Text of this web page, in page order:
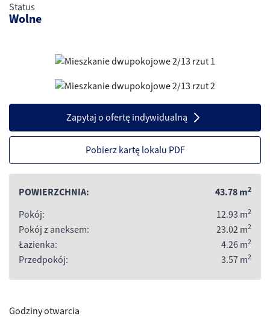
Status
Wolne
Zapytaj o ofertę indywidualną
Pobierz kartę lokalu PDF
POWIERZCHNIA: 43.78m2
Pokój: 12.93 m2
Pokój z aneksem: 23.02m2
Łazienka: 4.26m2
Przedpokój: 3.57m2
Godziny otwarcia